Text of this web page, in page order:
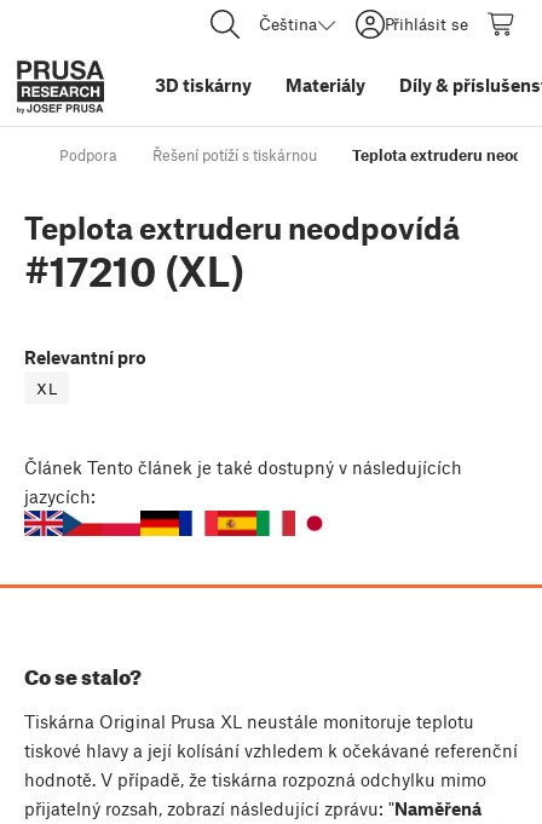
Čeština Přihlásit se
3D tiskárny Materiály Díly&
Podpora Řešení potíží s tiskárnou Teplota extruderu
Teplota extruderu neodpovídá
#17210 (XL)
Relevantní pro
XL
Článek Tento článek je také dostupný v následujících
jazycích:
Co se stalo?
Tiskárna Original Prusa XL neustále monitoruje teplotu
tiskové hlavy a její kolísání vzhledem k očekávané referenční
hodnotě. V případě, že tiskárna rozpozná odchylku mimo
přijatelný rozsah, zobrazí následující zprávu: "Naměřená